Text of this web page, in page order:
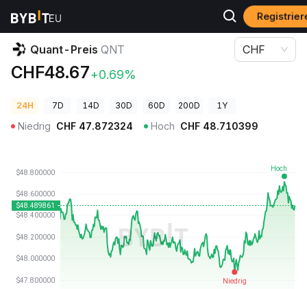
Krypto-Preise
Quant-Preis QNT
CHF48.67+0.69%
CHF
24H 7D 14D 30D 60D 200D 1Y
Niedrig CHF 47.872324 Hoch CHF 48.710399